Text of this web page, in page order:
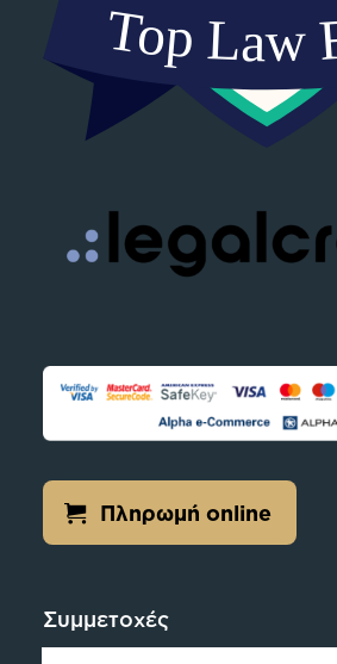
Πληρωμή online
Συμμετοχές